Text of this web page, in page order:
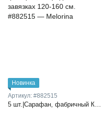
Новинка
Артикул: #882515
5 шт.|Сарафан, фабричный Китай, для девочек, удлиненный, рукав фонарик, спереди на завязках 120-160 см.